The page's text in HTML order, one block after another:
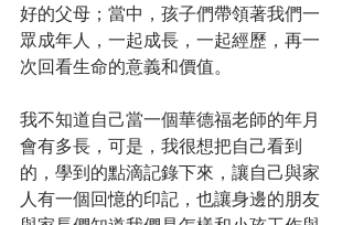
好的父母；當中，孩子們帶領著我們一
眾成年人，一起成長，一起經歷，再一
次回看生命的意義和價值。
我不知道自己當一個華德福老師的年月
會有多長，可是，我很想把自己看到
的，學到的點滴記錄下來，讓自己與家
人有一個回憶的印記，也讓身邊的朋友